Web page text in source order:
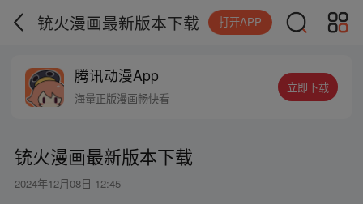
铳火漫画最新版本下载 打开APP
腾讯动漫App
海量正版漫画畅快看
立即下载
铳火漫画最新版本下载
2024年12月08日 12:45